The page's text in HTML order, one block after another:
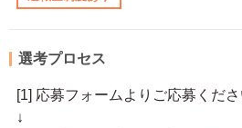
選考プロセス
[1] 応募フォームよりご応募くだ
↓